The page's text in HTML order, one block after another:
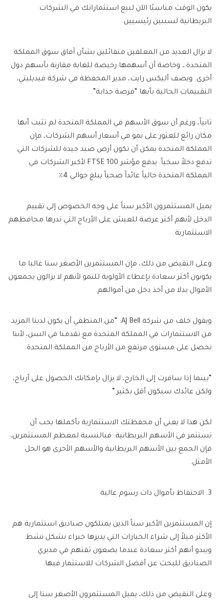
يكون الوقت مناسبًا الآن لبيع استثماراتك في الشركات
البريطانية لسببين رئيسيين.
لا يزال العديد من المعلقين متفائلين بشأن آفاق سوق المملكة
المتحدة ــ وخاصة أن أسهمها رخيصة للغاية مقارنة بأسهم دول
أخرى. ويصف أليكس رايت، مدير المحفظة في شركة فيديليتي،
التقييمات الحالية بأنها “فرصة جذابة”.
ثانياً، ورغم أن سوق الأسهم في المملكة المتحدة لم تثبت أنها
مكان رائع للعثور على نمو في أسعار أسهم الشركات، فإن
المملكة المتحدة يمكن أن تكون أرض صيد جيدة للشركات التي
تدفع دخلاً سخياً. يدفع مؤشر FTSE 100 لأكبر الشركات في
المملكة المتحدة حالياً عائداً صحياً يبلغ حوالي 4٪.
يميل المستثمرون الأكبر سناً على وجه الخصوص إلى تقييم
الدخل لأنهم أكثر عرضة للعيش على الأرباح التي تدرها محافظهم
الاستثمارية.
وعلى النقيض من ذلك، فإن المستثمرين الأصغر سنا غالبا ما
يكونون أكثر سعادة بإعطاء الأولوية للنمو لأنهم لا يزالون يجمعون
الأموال بدلا من أخذ دخل من أموالهم.
ويقول خلف من شركة AJ Bell: “من المنطقي أن يكون لدينا المزيد
من الاستثمارات في المملكة المتحدة مع تقدمنا ​​في السن، لأننا
نحصل على مستوى مرتفع من الأرباح من المملكة المتحدة.
“بينما إذا سافرت إلى الخارج، لا يزال بإمكانك الحصول على أرباح،
ولكن عائدك سيكون أقل بكثير.”
لكن هذا لا يعني أن محفظتك الاستثمارية بأكملها يجب أن
تستثمر في الأسهم البريطانية. فبالنسبة لمعظم المستثمرين،
فإن الجمع بين الأسهم البريطانية والأسهم الأخرى هو الحل
الأمثل.
3. الاحتفاظ بأموال ذات رسوم عالية
إن المستثمرين الأكبر سناً الذين يمتلكون صناديق استثمارية هم
الأكثر ميلاً إلى شراء الخيارات التي يديرها خبراء بشكل نشط.
ويبدو أنهم أكثر سعادة عندما يضعون ثقتهم في مديري
الصناديق للبحث عن أفضل الشركات للاستثمار فيها.
وعلى النقيض من ذلك، يميل المستثمرون الأصغر سنا إلى